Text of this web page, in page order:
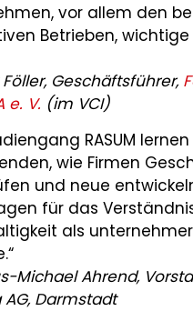
vor allem den
Betrieben,
Föller, Geschäftsführer,
e. V. (im VCI)
RASUM
wie Firmen
und neue
für das
als
Michael Ahrend,
AG, Darmstadt